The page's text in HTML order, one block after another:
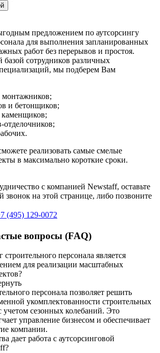
предложением по аутсорсингу
для выполнения запланированных
работ без перерывов и простоя.
сотрудников различных
мы подберем Вам
и бетонщиков;
отделочников;
реализовать самые смелые
в максимально короткие сроки.
с компанией Newstaff, оставьте
звонок на этой странице, либо позвоните
(495) 129-0072
вопросы (FAQ)
персонала является
для реализации масштабных
персонала позволяет решить
укомплектованности строительных
учетом сезонных колебаний. Это
управление бизнесом и обеспечивает
компании.
дает работа с аутсорсинговой